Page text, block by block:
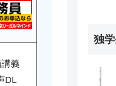
義
DL
独